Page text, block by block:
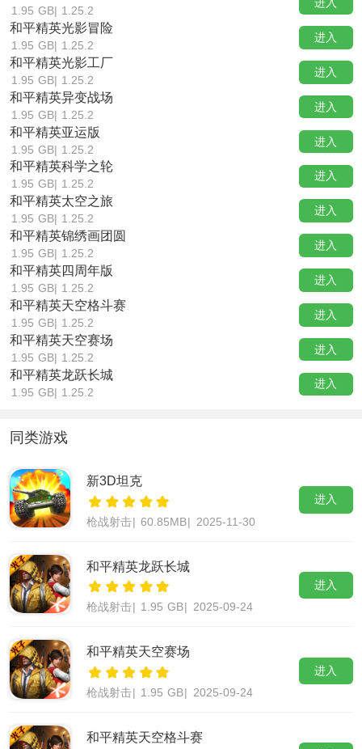
1.95 GB| 1.25.2
进入
和平精英光影冒险
1.95 GB| 1.25.2
进入
和平精英光影工厂
1.95 GB| 1.25.2
进入
和平精英异变战场
1.95 GB| 1.25.2
进入
和平精英亚运版
1.95 GB| 1.25.2
进入
和平精英科学之轮
1.95 GB| 1.25.2
进入
和平精英太空之旅
1.95 GB| 1.25.2
进入
和平精英锦绣画团圆
1.95 GB| 1.25.2
进入
和平精英四周年版
1.95 GB| 1.25.2
进入
和平精英天空格斗赛
1.95 GB| 1.25.2
进入
和平精英天空赛场
1.95 GB| 1.25.2
进入
和平精英龙跃长城
1.95 GB| 1.25.2
进入
同类游戏
新3D坦克
枪战射击| 60.85MB| 2025-11-30
进入
和平精英龙跃长城
枪战射击 1.95 GB 2025-09-24
进入
和平精英天空赛场
枪战射击 1.95 GB 2025-09-24
进入
和平精英天空格斗赛